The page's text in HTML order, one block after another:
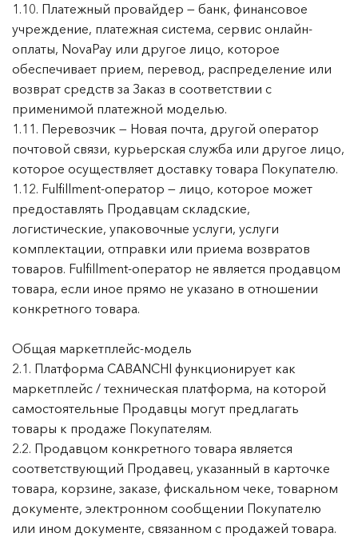
1.10. Платежный провайдер — банк, финансовое
учреждение, платежная система, сервис онлайн-
оплаты, NovaPay или другое лицо, которое
обеспечивает прием, перевод, распределение или
возврат средств за Заказ в соответствии с
применимой платежной моделью.
1.11. Перевозчик — Новая почта, другой оператор
почтовой связи, курьерская служба или другое лицо,
которое осуществляет доставку товара Покупателю.
1.12. Fulfillment-оператор — лицо, которое может
предоставлять Продавцам складские,
логистические, упаковочные услуги, услуги
комплектации, отправки или приема возвратов
товаров. Fulfillment-оператор не является продавцом
товара, если иное прямо не указано в отношении
конкретного товара.
Общая маркетплейс-модель
2.1. Платформа CABANCHI функционирует как
маркетплейс / техническая платформа, на которой
самостоятельные Продавцы могут предлагать
товары к продаже Покупателям.
2.2. Продавцом конкретного товара является
соответствующий Продавец, указанный в карточке
товара, корзине, заказе, фискальном чеке, товарном
документе, электронном сообщении Покупателю
или ином документе, связанном с продажей товара.